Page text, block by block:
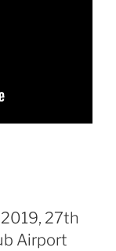
27th
Airport